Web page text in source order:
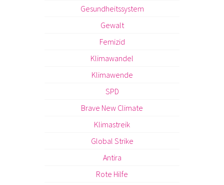
Gesundheitssystem
Gewalt
Femizid
Klimawandel
Klimawende
SPD
Brave New Climate
Klimastreik
Global Strike
Antira
Rote Hilfe